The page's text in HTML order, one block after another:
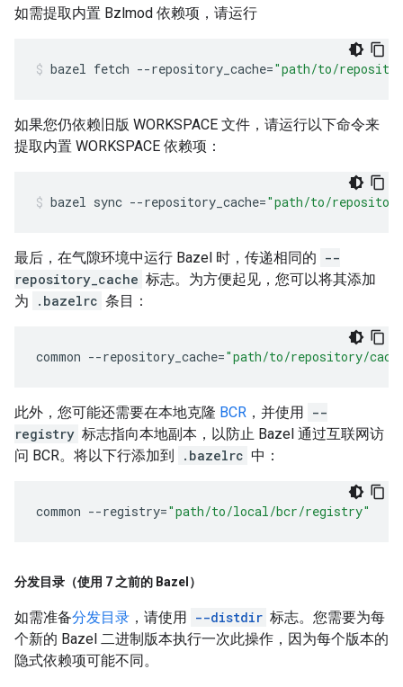
如需提取内置 Bzlmod 依赖项，请运行
bazel fetch --repository_cache="path/to/
如果您仍依赖旧版 WORKSPACE 文件，请运行以下命令来
提取内置 WORKSPACE 依赖项：
bazel sync --repository_cache="path/to/
最后，在气隙环境中运行 Bazel 时，传递相同的 --
repository_cache 标志。为方便起见，您可以将其添加
为
.bazelrc 条目：
common --repository_cache="path/to/repository/
此外，您可能还需要在本地克隆 BCR ，并使用 --
registry 标志指向本地副本，以防止 Bazel 通过互联网访
问 BCR。将以下行添加到
.bazelrc 中：
common --registry="path/to/local/bcr/registry"
分发目录（使用 7 之前的 Bazel）
如需准备分发目录 ，请使用 --distdir 标志。您需要为每
个新的 Bazel 二进制版本执行一次此操作，因为每个版本的
隐式依赖项可能不同。